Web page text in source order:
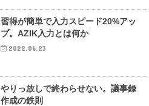
習得が簡単で入力スピード20%アッ
プ。AZIK入力とは何か
2022.06.23
やりっ放しで終わらせない。議事録
作成の鉄則